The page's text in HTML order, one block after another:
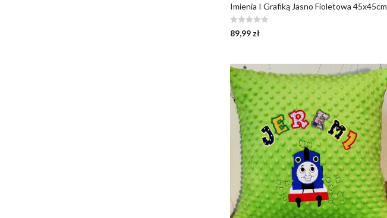
Imienia I Grafiką Jasno Fioletowa 45x45cm
89,99 zł